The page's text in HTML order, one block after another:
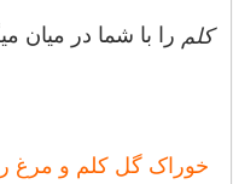
کلم را با شما در میان
خوراک گل کلم و مرغ